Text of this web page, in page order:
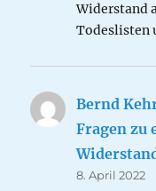
Widerstand
Todeslisten
Bernd
Fragen zu
8. April 2022